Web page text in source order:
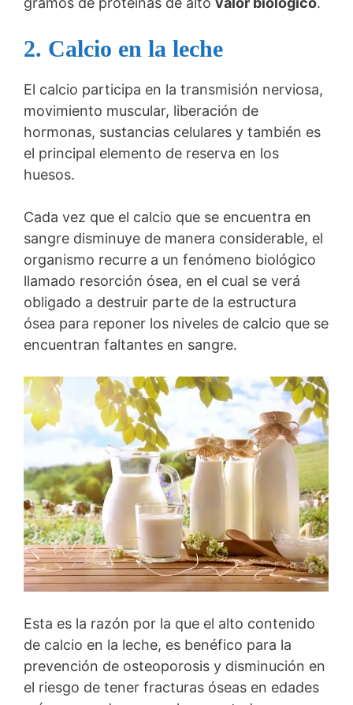
2. Calcio en la leche
El calcio participa en la transmisión nerviosa,
movimiento muscular, liberación de
hormonas, sustancias celulares y también es
el principal elemento de reserva en los
huesos.
Cada vez que el calcio que se encuentra en
sangre disminuye de manera considerable, el
organismo recurre a un fenómeno biológico
llamado resorción ósea, en el cual se verá
obligado a destruir parte de la estructura
ósea para reponer los niveles de calcio que se
encuentran faltantes en sangre.
Esta es la razón por la que el alto contenido
de calcio en la leche, es benéfico para la
prevención de osteoporosis y disminución en
el riesgo de tener fracturas óseas en edades